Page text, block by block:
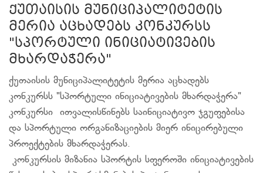
ქუთაისის მუნიციპალიტეტის
მერია აცხადებს კონკურსს
"სპორტული ინიციატივების
მხარდაჭერა"
ქუთაისის მუნიციპალიტეტის მერია აცხადებს
კონკურსს "სპორტული ინიციატივების მხარდაჭერა"
კონკურსი ითვალისწინებს საინიციატივო ჯგუფებისა
და სპორტული ორგანიზაციების მიერ ინიცირებული
პროექტების მხარდაჭერას.
კონკურსის მიზანია სპორტის სფეროში ინიციატივების